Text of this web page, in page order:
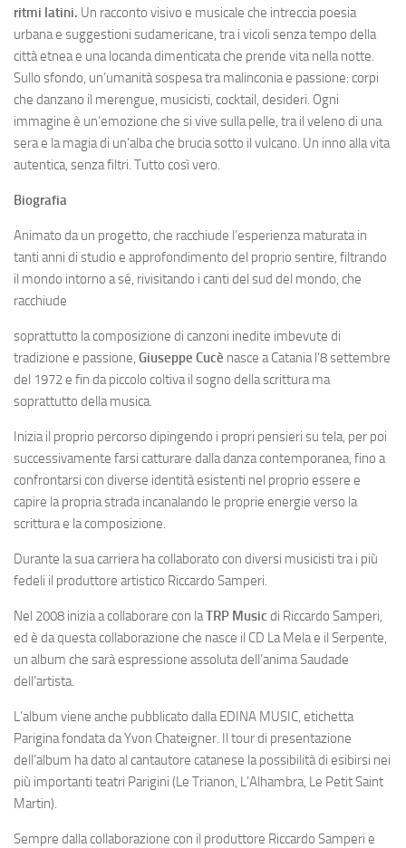
ritmi latini. Un racconto visivo e musicale che intreccia poesia
urbana e suggestioni sudamericane, tra i vicoli senza tempo della
città etnea e una locanda dimenticata che prende vita nella notte.
Sullo sfondo, un’umanità sospesa tra malinconia e passione: corpi
che danzano il merengue, musicisti, cocktail, desideri. Ogni
immagine è un’emozione che si vive sulla pelle, tra il veleno di una
sera e la magia di un’alba che brucia sotto il vulcano. Un inno alla vita
autentica, senza filtri. Tutto così vero.
Biografia
Animato da un progetto, che racchiude l’esperienza maturata in
tanti anni di studio e approfondimento del proprio sentire, filtrando
il mondo intorno a sé, rivisitando i canti del sud del mondo, che
racchiude
soprattutto la composizione di canzoni inedite imbevute di
tradizione e passione, Giuseppe Cucè nasce a Catania l’8 settembre
del 1972 e fin da piccolo coltiva il sogno della scrittura ma
soprattutto della musica.
Inizia il proprio percorso dipingendo i propri pensieri su tela, per poi
successivamente farsi catturare dalla danza contemporanea, fino a
confrontarsi con diverse identità esistenti nel proprio essere e
capire la propria strada incanalando le proprie energie verso la
scrittura e la composizione.
Durante la sua carriera ha collaborato con diversi musicisti tra i più
fedeli il produttore artistico Riccardo Samperi.
Nel 2008 inizia a collaborare con laTRP Music di Riccardo Samperi,
ed è da questa collaborazione che nasce il CD La Mela e il Serpente,
un album che sarà espressione assoluta dell’anima Saudade
dell’artista.
L’album viene anche pubblicato dalla EDINA MUSIC, etichetta
Parigina fondata da Yvon Chateigner. Il tour di presentazione
dell’album ha dato al cantautore catanese la possibilità di esibirsi nei
più importanti teatri Parigini (Le Trianon, L’Alhambra, Le Petit Saint
Martin).
Sempre dalla collaborazione con il produttore Riccardo Samperi e